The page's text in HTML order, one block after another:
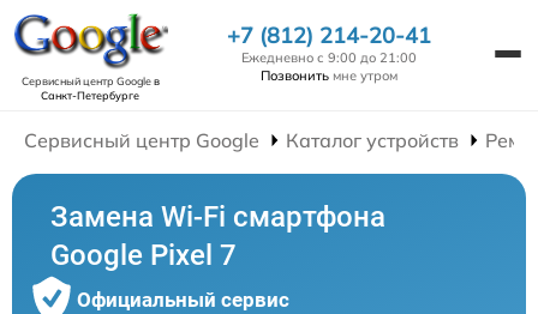
Сервисный центр Googleв
Санкт-Петербурге
+7 (812) 214-20-41
Ежедневно с 9:00 до 21:00
Позвонить мне утром
Сервисный центр Google Каталог устройств
Замена Wi-Fi смартфона
Google Pixel 7
Официальный сервис